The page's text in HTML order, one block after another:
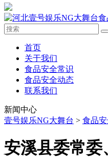
首页
关于我们
食品安全常识
食品安全动态
联系我们
新闻中心
壹号娱乐NG大舞台 > 食品
安溪县委常